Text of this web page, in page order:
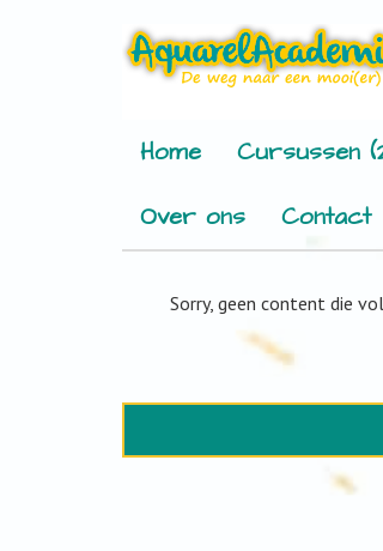
Home Cursussen
Over ons
Contact
Sorry, geen content die